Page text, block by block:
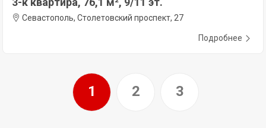
Севастополь, Столетовский проспект, 27
Подробнее
1 2 3